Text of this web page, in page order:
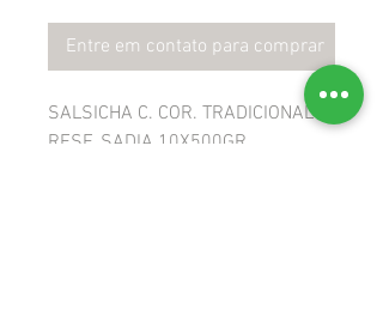
Entre em contato para comprar
SALSICHA C. COR. TRADICIONAL
RESF. SADIA 10X500GR